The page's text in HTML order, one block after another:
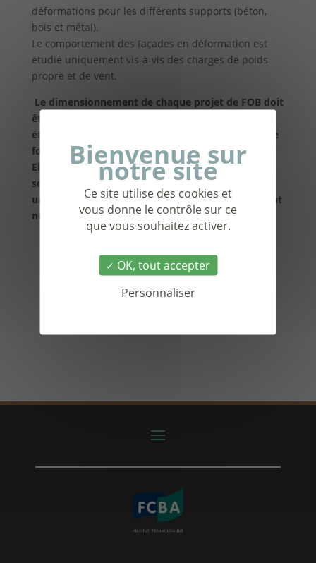
Ce site utilise des cookies et
vous donne le contrôle sur ce
que vous souhaitez activer.
OK, tout accepter
Personnaliser
déformations pour les différents supports (béton,
bois et métal).
Le comportement des façades en déformation est
étudié uniquement vis-à-vis des charges de poids
propre et de vent.
Le dimensionnement de chaque projet de FOB doit
être réalisé conformément au NF DTU 31.4. Cette
étude présente une explication pédagogique sur le
fonctionnement mécanique des FOB.
Elle a pour vocation de comprendre les
sollicitations appliquées à la FOB et appréhender
une justification mécanique associée. Ce document
ne constitue pas une note de calcul.